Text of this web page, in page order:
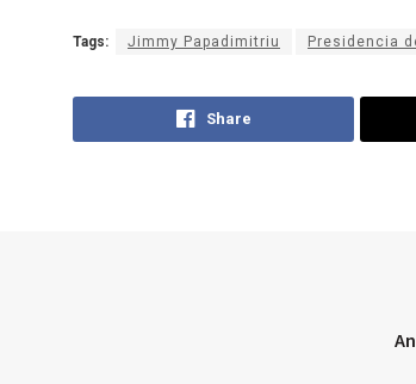
Tags: Jimmy Papadimitriu Presidencia
Share